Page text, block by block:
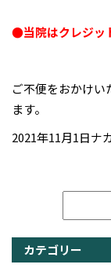
●当院はクレジッ
ご不便をおかけ
ます。
2021年11月1日ナ
カテゴリー